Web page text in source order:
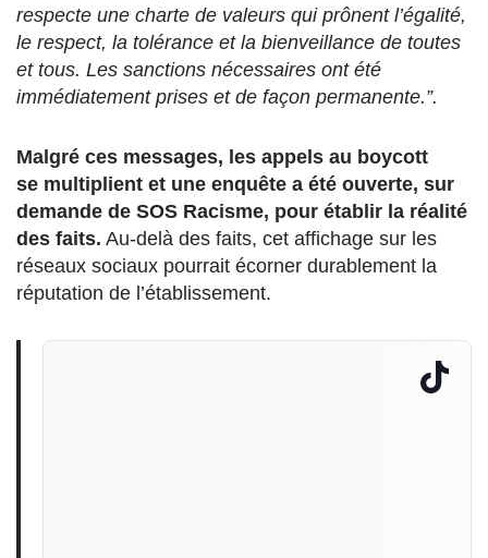
respecte une charte de valeurs qui prônent l’égalité,
le respect, la tolérance et la bienveillance de toutes
et tous. Les sanctions nécessaires ont été
immédiatement prises et de façon permanente.”.
Malgré ces messages, les appels au boycott
se multiplient et une enquête a été ouverte, sur
demande de SOS Racisme, pour établir la réalité
des faits. Au-delà des faits, cet affichage sur les
réseaux sociaux pourrait écorner durablement la
réputation de l’établissement.